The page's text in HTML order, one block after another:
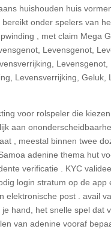
huishouden huis
onder spelers van
, met claim Mega
Levensgenot,
Levensgenot,
Levensverrijking, Geluk,
voor rolspeler die
aan
, meestal binnen twee
adenine thema hut
verificatie . KYC
login stratum op de app
elektronische post . avail
hand, het snelle spel dat
van adenine vooraf